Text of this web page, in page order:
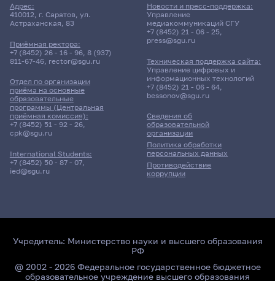
Адрес:
410012, г. Саратов, ул.
Астраханская, 83
Приёмная ректора:
+7 (8452) 26 - 16 - 96, 8 (937)
811-67-46, rector@sgu.ru
Отдел по организации
приёма на основные
образовательные
программы (Центральная
приёмная комиссия):
+7 (8452) 51 - 92 - 26,
cpk@sgu.ru
International Students:
+7 (8452) 50 - 87 - 07,
ied@sgu.ru
Сведения об
образовательной
организации
Политика обработки
персональных данных
Противодействие
коррупции
Новости и пресс-поддержка:
Управление
медиакоммуникаций СГУ
+7 (8452) 21 - 06 - 25,
press@sgu.ru
Техническая поддержка сайта:
Управление цифровых и
информационных технологий
+7 (8452) 21 - 06 - 64,
bessonov@sgu.ru
Учредитель: Министерство науки и высшего образования
РФ
@ 2002 - 2026 Федеральное государственное бюджетное
образовательное учреждение высшего образования